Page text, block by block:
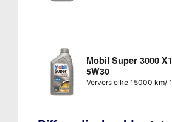
Mobil Super 3000
5W30
Ververs elke 15000 km/